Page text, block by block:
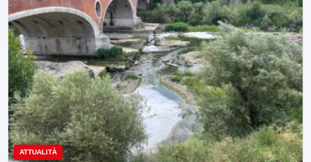
ATTUALITÀ